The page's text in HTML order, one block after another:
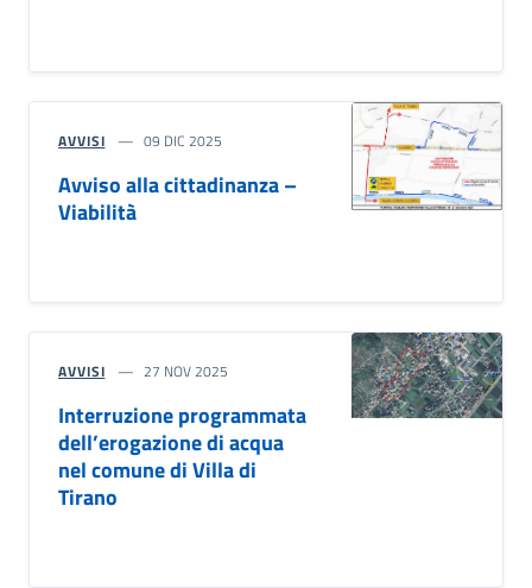
AVVISI 09 DIC 2025
Avviso alla cittadinanza –
Viabilità
AVVISI 27 NOV 2025
Interruzione programmata
dell’erogazione di acqua
nel comune di Villa di
Tirano